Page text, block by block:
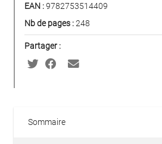
EAN :9782753514409
Nb de pages :248
Partager :
Sommaire